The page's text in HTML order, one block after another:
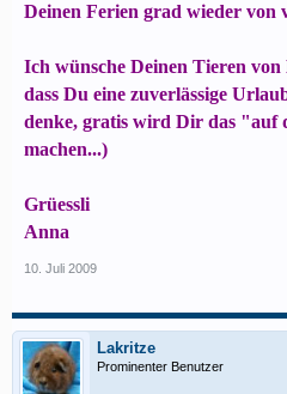
Deinen Ferien grad wieder von
Ich wünsche Deinen Tieren von
dass Du eine zuverlässige
denke, gratis wird Dir das "auf
machen...)
Grüessli
Anna
10. Juli 2009
Lakritze
Prominenter Benutzer